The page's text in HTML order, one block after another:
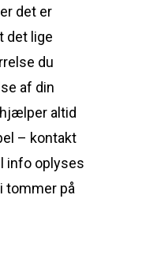
det er
det lige
du
af din
altid
– kontakt
info oplyses
tommer på
Er min propel højre
venstre?
Propeller
75 59 43 22